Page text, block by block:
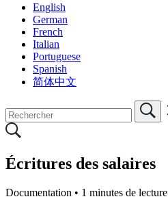
English
German
French
Italian
Portuguese
Spanish
简体中文
Écritures des salaires
Documentation • 1 minutes de lecture